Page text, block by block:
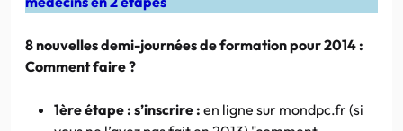
8 nouvelles demi-journées de formation pour 2014 :
Comment faire ?
1ère étape : s’inscrire : en ligne sur mondpc.fr (si